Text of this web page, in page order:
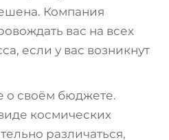
Компания
вас на всех
если у вас возникнут
о своём бюджете.
космических
различаться,